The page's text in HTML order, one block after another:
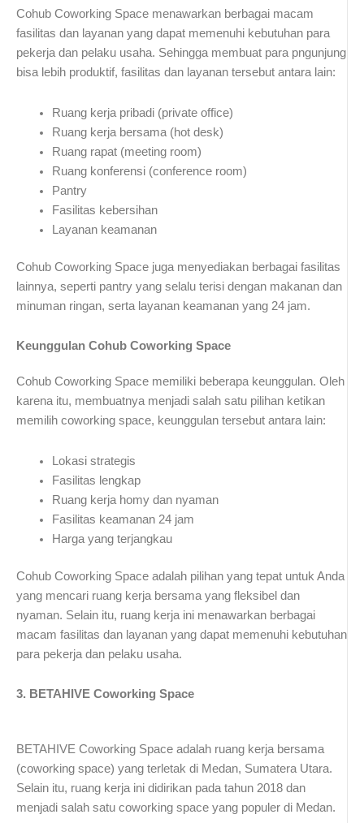
Cohub Coworking Space menawarkan berbagai macam
fasilitas dan layanan yang dapat memenuhi kebutuhan para
pekerja dan pelaku usaha. Sehingga membuat para pngunjung
bisa lebih produktif, fasilitas dan layanan tersebut antara lain:
Ruang kerja pribadi (private office)
Ruang kerja bersama (hot desk)
Ruang rapat (meeting room)
Ruang konferensi (conference room)
Pantry
Fasilitas kebersihan
Layanan keamanan
Cohub Coworking Space juga menyediakan berbagai fasilitas
lainnya, seperti pantry yang selalu terisi dengan makanan dan
minuman ringan, serta layanan keamanan yang 24 jam.
Keunggulan Cohub Coworking Space
Cohub Coworking Space memiliki beberapa keunggulan. Oleh
karena itu, membuatnya menjadi salah satu pilihan ketikan
memilih coworking space, keunggulan tersebut antara lain:
Lokasi strategis
Fasilitas lengkap
Ruang kerja homy dan nyaman
Fasilitas keamanan 24 jam
Harga yang terjangkau
Cohub Coworking Space adalah pilihan yang tepat untuk Anda
yang mencari ruang kerja bersama yang fleksibel dan
nyaman. Selain itu, ruang kerja ini menawarkan berbagai
macam fasilitas dan layanan yang dapat memenuhi kebutuhan
para pekerja dan pelaku usaha.
3. BETAHIVE Coworking Space
BETAHIVE Coworking Space adalah ruang kerja bersama
(coworking space) yang terletak di Medan, Sumatera Utara.
Selain itu, ruang kerja ini didirikan pada tahun 2018 dan
menjadi salah satu coworking space yang populer di Medan.